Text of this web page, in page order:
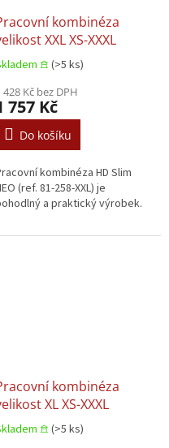
kombinéza
XXL XS-XXXL
𖠿(>5 ks)
428 Kč bez DPH
757 Kč
Do košíku
kombinéza HD Slim
(ref. 81-258-XXL) je
a praktický výrobek.
kombinéza
XL XS-XXXL
𖠿(>5 ks)